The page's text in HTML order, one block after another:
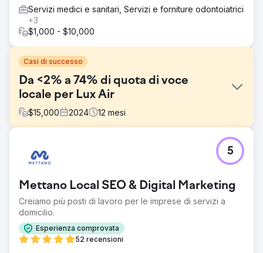
Servizi medici e sanitari, Servizi e forniture odontoiatrici
+3
$1,000 - $10,000
Casi di successo
Da <2% a 74% di quota di voce
locale per Lux Air
$15,000 2024 12 mesi
Lux Air, un fornitore affidabile di servizi di
condizionamento ed elettricità a Brisbane, aveva una
del servizio e la reputazione, mancava di visibilità online e
coinvolgimento della comunità per attrarre nuovi clienti.
Soluzione
Abbiamo sviluppato una strategia SEO locale mirata, che
includeva ottimizzazione on-site, contenuti di alta qualità
Mettano Local SEO & Digital Marketing
Creiamo più posti di lavoro per le imprese di servizi a
domicilio.
Esperienza comprovata
52 recensioni
5